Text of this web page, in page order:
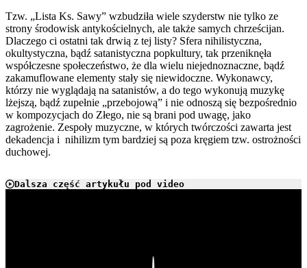
Tzw. „Lista Ks. Sawy” wzbudziła wiele szyderstw nie tylko ze
strony środowisk antykościelnych, ale także samych chrześcijan.
Dlaczego ci ostatni tak drwią z tej listy? Sfera nihilistyczna,
okultystyczna, bądź satanistyczna popkultury, tak przeniknęła
współczesne społeczeństwo, że dla wielu niejednoznaczne, bądź
zakamuflowane elementy stały się niewidoczne. Wykonawcy,
którzy nie wyglądają na satanistów, a do tego wykonują muzykę
lżejszą, bądź zupełnie „przebojową” i nie odnoszą się bezpośrednio
w kompozycjach do Złego, nie są brani pod uwagę, jako
zagrożenie. Zespoły muzyczne, w których twórczości zawarta jest
dekadencja i nihilizm tym bardziej są poza kręgiem tzw. ostrożności
duchowej.
Dalsza część artykułu pod video